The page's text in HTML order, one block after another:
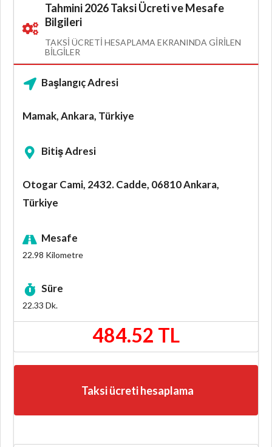
Tahmini 2026 Taksi Ücreti ve Mesafe
Bilgileri
TAKSI ÜCRETI HESAPLAMA EKRANINDA GIRILEN
BILGILER
Başlangıç Adresi
Mamak, Ankara, Türkiye
Bitiş Adresi
Otogar Cami, 2432. Cadde, 06810 Ankara,
Türkiye
Mesafe
22.98 Kilometre
Süre
22.33 Dk.
484.52 TL
Taksi ücreti hesaplama